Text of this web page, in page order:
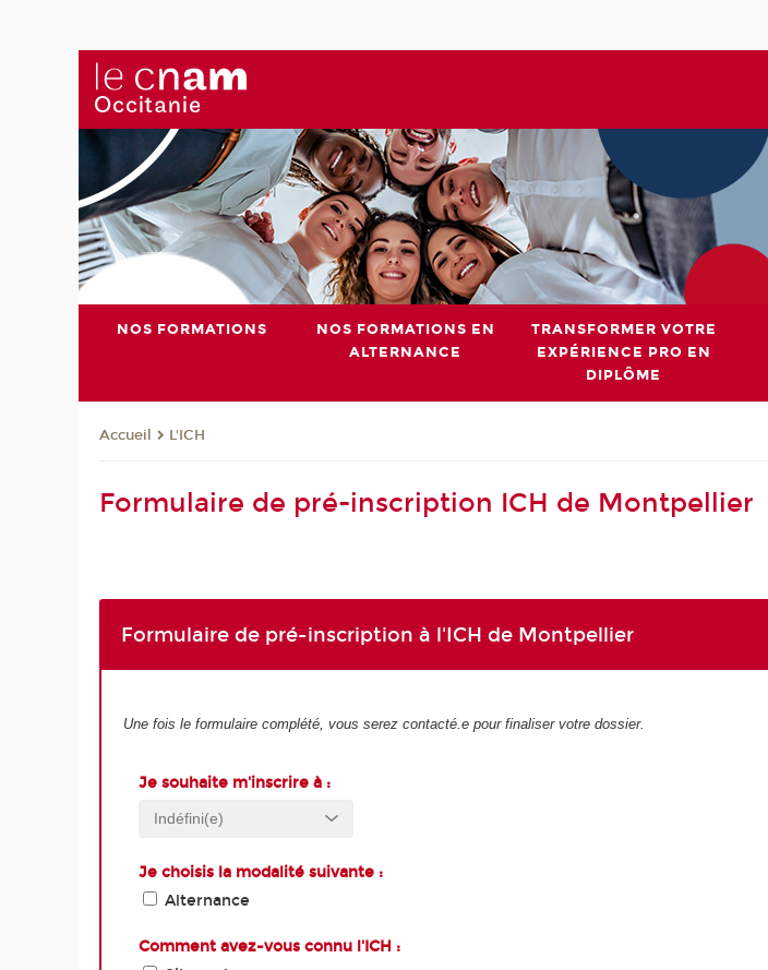
NOS FORMATIONS
NOS FORMATIONS EN
ALTERNANCE
TRANSFORMER VOTRE
EXPÉRIENCE PRO EN
DIPLÔME
Accueil L'ICH
Formulaire de pré-inscription ICH de Montpellier
Formulaire de pré-inscription à l'ICH de Montpellier
Une fois le formulaire complété, vous serez contacté.e pour finaliser votre dossier.
Je souhaite m'inscrire à :
Je choisis la modalité suivante :
Alternance
Comment avez-vous connu l'ICH :